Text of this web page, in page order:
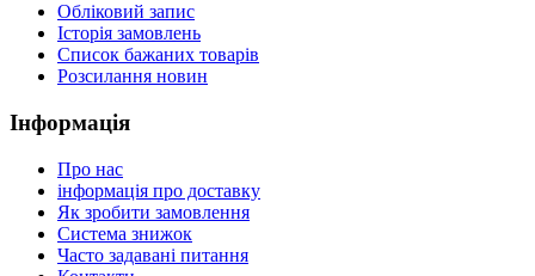
Обліковий запис
Історія замовлень
Список бажаних товарів
Розсилання новин
Інформація
Про нас
інформація про доставку
Як зробити замовлення
Система знижок
Часто задавані питання